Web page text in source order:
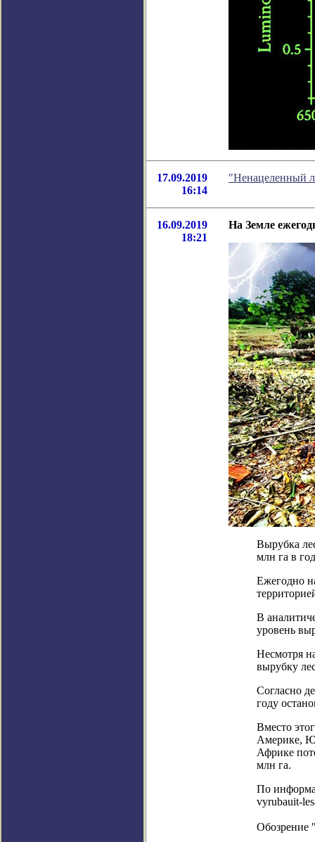
17.09.2019
16:14
"Ненацеленный
16.09.2019
18:21
На Земле
Вырубка
млн га в
Ежегодно
В
уровень
Несмотря
вырубку
Согласно
году
Вместо
Америке,
Африке
млн га.
По
vyrubauit-
Обозрение